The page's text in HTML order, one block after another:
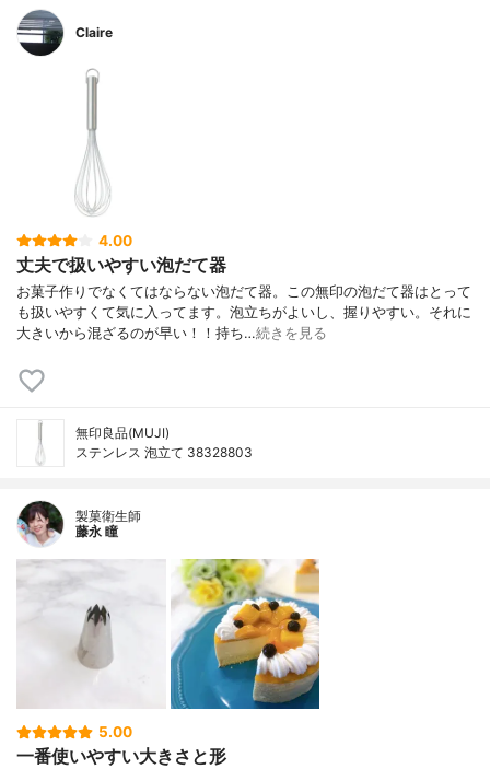
Claire
4.00
丈夫で扱いやすい泡だて器
お菓子作りでなくてはならない泡だて器。この無印の泡だて器はとって
も扱いやすくて気に入ってます。泡立ちがよいし、握りやすい。それに
大きいから混ざるのが早い！！持ち…続きを見る
無印良品(MUJI)
ステンレス 泡立て 38328803
製菓衛生師
藤永 瞳
5.00
一番使いやすい大きさと形